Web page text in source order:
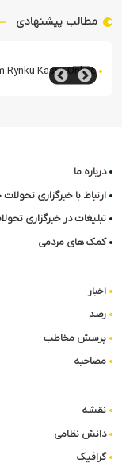
مطالب پیشنهادی
Rynku Kasyn Online
درباره ما
ارتباط با خبرگزاری
تبلیغات در خبرگزاری
کمک های مردمی
اخبار
رصد
پرسش مخاطب
مصاحبه
نقشه
دانش نظامی
گرافیک